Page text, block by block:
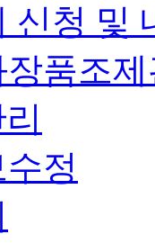
신청 및
장품조
정